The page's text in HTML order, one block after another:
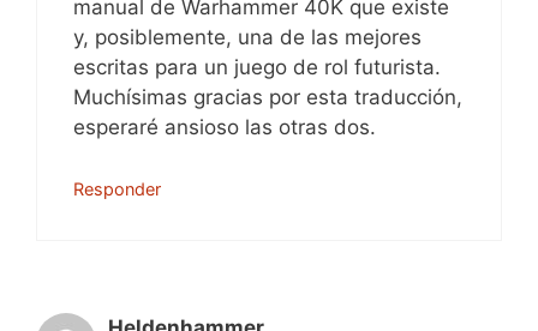
manual de Warhammer 40K que existe
y, posiblemente, una de las mejores
escritas para un juego de rol futurista.
Muchísimas gracias por esta traducción,
esperaré ansioso las otras dos.
Responder